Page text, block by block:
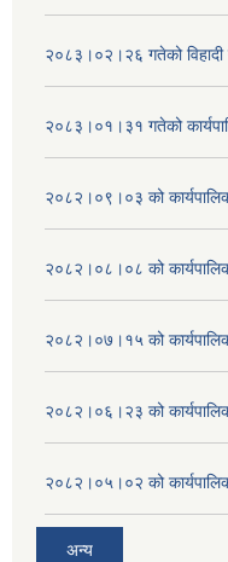
२०८३।०२।२६ गतेको विहादी
२०८३।०१।३१ गतेको
२०८२।०९।०३ को
२०८२।०८।०८ को
२०८२।०७।१५ को
२०८२।०६।२३ को
२०८२।०५।०२ को
अन्य